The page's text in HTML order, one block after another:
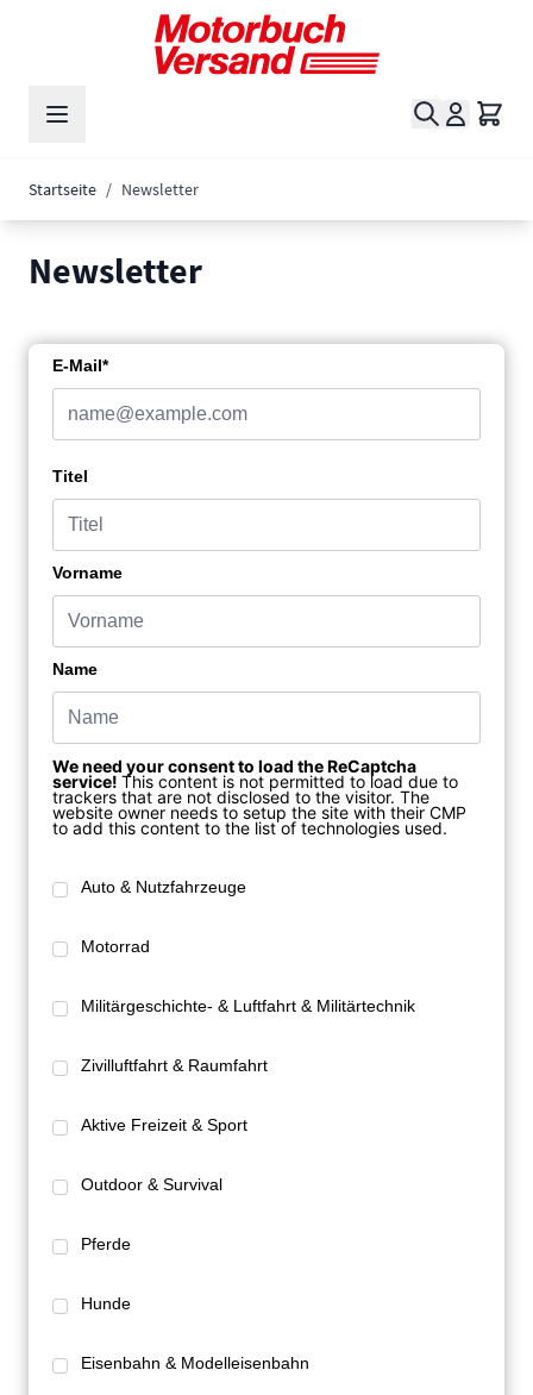
Zum Inhalt springen
Suche
Startseite / Newsletter
Newsletter
E-Mail*
Titel
Vorname
Name
We need your consent to load the ReCaptcha
service! This content is not permitted to load due to
trackers that are not disclosed to the visitor. The
website owner needs to setup the site with their CMP
to add this content to the list of technologies used.
Auto & Nutzfahrzeuge
Motorrad
Militärgeschichte- & Luftfahrt & Militärtechnik
Zivilluftfahrt & Raumfahrt
Aktive Freizeit & Sport
Outdoor & Survival
Pferde
Hunde
Eisenbahn & Modelleisenbahn